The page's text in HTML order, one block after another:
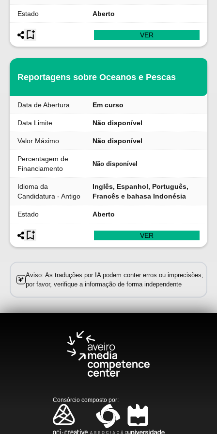
Estado Aberto
VER
Reportagens sobre Oceanos e Pescas
Data de Abertura Em curso
Data Limite Não disponível
Valor Máximo Não disponível
Percentagem de
Financiamento
Não disponível
Idioma da
Candidatura - Antigo
Inglês, Espanhol, Português,
Francês e bahasa Indonésia
Estado Aberto
VER
Aviso: As traduções por IA podem conter erros ou imprecisões;
por favor, verifique a informação de forma independente
Consórcio composto por: